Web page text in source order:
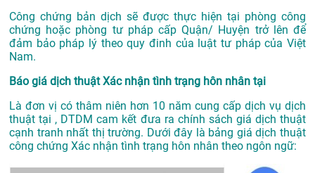
Công chứng bản dịch sẽ được thực hiện tại phòng công
chứng hoặc phòng tư pháp cấp Quận/ Huyện trở lên để
đảm bảo pháp lý theo quy đinh của luật tư pháp của Việt
Nam.
Báo giá dịch thuật Xác nhận tình trạng hôn nhân tại
Là đơn vị có thâm niên hơn 10 năm cung cấp dịch vụ dịch
thuật tại , DTDM cam kết đưa ra chính sách giá dịch thuật
cạnh tranh nhất thị trường. Dưới đây là bảng giá dịch thuật
công chứng Xác nhận tình trạng hôn nhân theo ngôn ngữ: